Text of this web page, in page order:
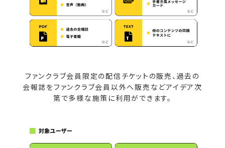
ファンクラブ会員限定の配信チケットの販売、過去の
会報誌をファンクラブ会員以外へ販売などアイデア次
第で多様な施策に利用ができます。